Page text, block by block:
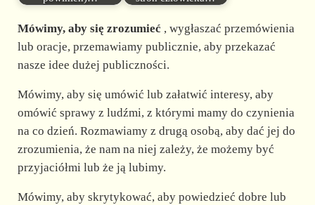
Mówimy, aby się zrozumieć , wygłaszać przemówienia
lub oracje, przemawiamy publicznie, aby przekazać
nasze idee dużej publiczności.
Mówimy, aby się umówić lub załatwić interesy, aby
omówić sprawy z ludźmi, z którymi mamy do czynienia
na co dzień. Rozmawiamy z drugą osobą, aby dać jej do
zrozumienia, że nam na niej zależy, że możemy być
przyjaciółmi lub że ją lubimy.
Mówimy, aby skrytykować, aby powiedzieć dobre lub